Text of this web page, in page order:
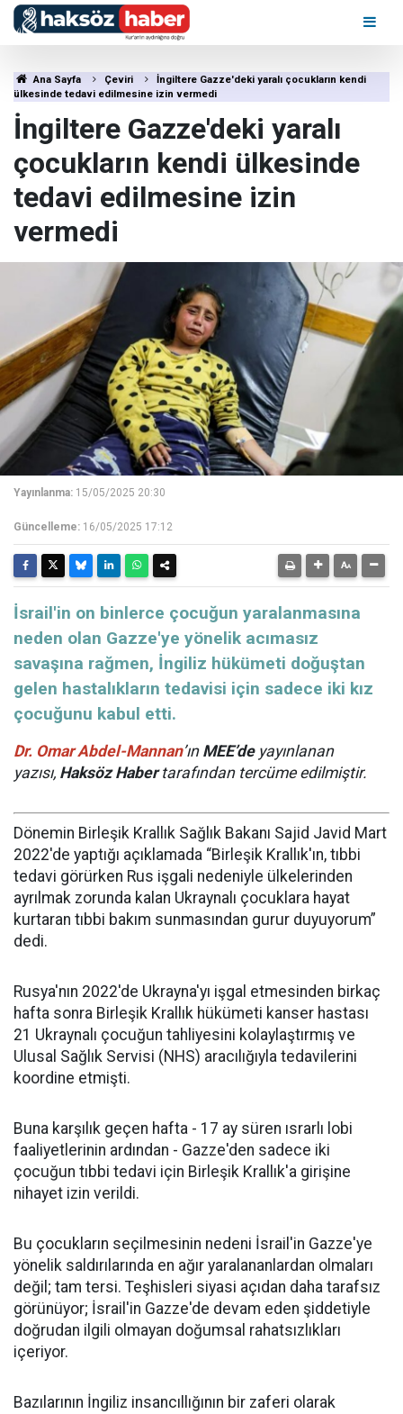
Ana Sayfa Çeviri
İngiltere Gazze'deki yaralı çocukların kendi
ülkesinde tedavi edilmesine izin vermedi
İngiltere Gazze'deki yaralı
çocukların kendi ülkesinde
tedavi edilmesine izin
vermedi
Yayınlanma: 15/05/2025 20:30
Güncelleme: 16/05/2025 17:12
​​​​​​​İsrail'in on binlerce çocuğun yaralanmasına
neden olan Gazze'ye yönelik acımasız
savaşına rağmen, İngiliz hükümeti doğuştan
gelen hastalıkların tedavisi için sadece iki kız
çocuğunu kabul etti.
Dr. Omar Abdel-Mannan’ın MEE’deyayınlanan
yazısı, Haksöz Habertarafından tercüme edilmiştir.
Dönemin Birleşik Krallık Sağlık Bakanı Sajid Javid Mart
2022'de yaptığı açıklamada “Birleşik Krallık'ın, tıbbi
tedavi görürken Rus işgali nedeniyle ülkelerinden
ayrılmak zorunda kalan Ukraynalı çocuklara hayat
kurtaran tıbbi bakım sunmasından gurur duyuyorum”
dedi.
Rusya'nın 2022'de Ukrayna'yı işgal etmesinden birkaç
hafta sonra Birleşik Krallık hükümeti kanser hastası
21 Ukraynalı çocuğun tahliyesini kolaylaştırmış ve
Ulusal Sağlık Servisi (NHS) aracılığıyla tedavilerini
koordine etmişti.
Buna karşılık geçen hafta - 17 ay süren ısrarlı lobi
faaliyetlerinin ardından - Gazze'den sadece iki
çocuğun tıbbi tedavi için Birleşik Krallık'a girişine
nihayet izin verildi.
Bu çocukların seçilmesinin nedeni İsrail'in Gazze'ye
yönelik saldırılarında en ağır yaralananlardan olmaları
değil; tam tersi. Teşhisleri siyasi açıdan daha tarafsız
görünüyor; İsrail'in Gazze'de devam eden şiddetiyle
doğrudan ilgili olmayan doğumsal rahatsızlıkları
içeriyor.
Bazılarının İngiliz insancıllığının bir zaferi olarak